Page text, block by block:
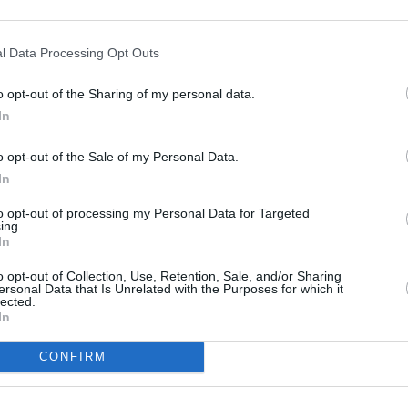
Data Processing Opt Outs
opt-out of the Sharing of my personal data.
opt-out of the Sale of my Personal Data.
opt-out of processing my Personal Data for Targeted
opt-out of Collection, Use, Retention, Sale, and/or Sharing
Data that Is Unrelated with the Purposes for which it
CONFIRM
Brunelleschi, e’ toccato a
contro le strutture per
ed espulsione.
dedicato ai cibi
teatro di un volantinaggio da
dell’Assemblea antirazzista di
dei fogli con scritte come
della fame’, ‘Mangiato bene? Io mi
clandestino da quando ho perso il
bene? io ho ingoiato dei
che si sono verificati nei
a Bari.
distribuito all’interno di
6
6